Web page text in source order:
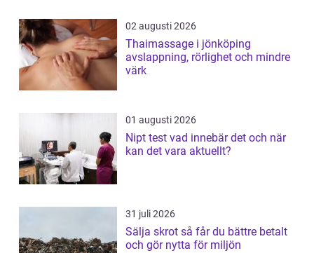
02 augusti 2026
Thaimassage i jönköping
avslappning, rörlighet och mindre
värk
01 augusti 2026
Nipt test vad innebär det och när
kan det vara aktuellt?
31 juli 2026
Sälja skrot så får du bättre betalt
och gör nytta för miljön